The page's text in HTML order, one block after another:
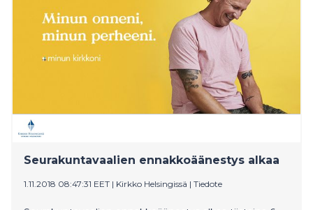
Seurakuntavaalien ennakkoäänestys alkaa
1.11.2018 08:47:31 EET | Kirkko Helsingissä | Tiedote